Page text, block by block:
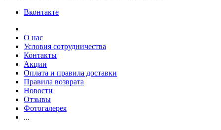
Вконтакте
О нас
Условия сотрудничества
Контакты
Акции
Оплата и правила доставки
Правила возврата
Новости
Отзывы
Фотогалерея
...